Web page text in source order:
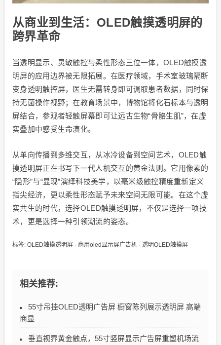
从商业到生活：OLED触摸透明屏的
跨界革命
当透明显示、灵敏触控与柔性形态三位一体，OLED触摸透
明屏的应用边界被无限拓展。在医疗领域，手术室玻璃隔断
变身透明触控屏，医生无需转身即可调取患者数据，同时保
持无菌操作视野；在教育场景中，博物馆将化石标本与透明
屏结合，参观者轻触屏幕即可让远古生物“骨骼生肌”，在虚
实叠加中感受生命演化。
从单向传播到多维交互，从冰冷设备到空间艺术，OLED触
摸透明屏正在书写下一代人机交互的黄金法则。它用像素的
“隐形”与“显现”演绎科技美学，以毫米级触控精度重新定义
指尖经济，更以柔性形态赋予未来空间无限可能。在这个虚
实共生的时代，选择OLED触摸透明屏，不仅是选择一项技
术，更是选择一种引领潮流的姿态。
标签: OLED触摸透明屏 · 商用oled显示屏广告机 · 透明OLED触摸屏
相关推荐:
55寸吊挂OLED透明广告屏 橱窗陈列展示透明屏 高端
商显
垂直视界黄金触点，55寸竖屏显示广告屏重塑机场流